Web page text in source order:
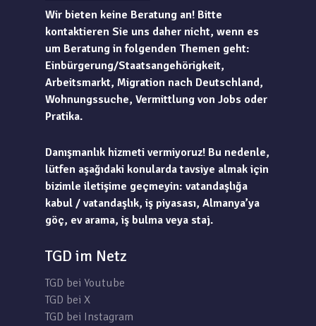
Wir bieten keine Beratung an! Bitte
kontaktieren Sie uns daher nicht, wenn es
um Beratung in folgenden Themen geht:
Einbürgerung/Staatsangehörigkeit,
Arbeitsmarkt, Migration nach Deutschland,
Wohnungssuche, Vermittlung von Jobs oder
Pratika.
Danışmanlık hizmeti vermiyoruz! Bu nedenle,
lütfen aşağıdaki konularda tavsiye almak için
bizimle iletişime geçmeyin: vatandaşlığa
kabul / vatandaşlık, iş piyasası, Almanya’ya
göç, ev arama, iş bulma veya staj.
TGD im Netz
TGD bei Youtube
TGD bei X
TGD bei Instagram